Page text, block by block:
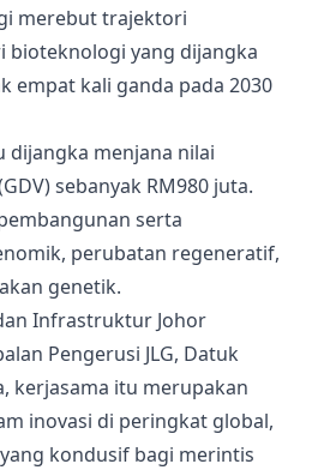
merebut trajektori
yang dijangka
empat kali ganda pada 2030
dijangka menjana nilai
sebanyak RM980 juta.
serta
perubatan regeneratif,
genetik.
Infrastruktur Johor
Pengerusi JLG, Datuk
kerjasama itu merupakan
inovasi di peringkat global,
kondusif bagi merintis